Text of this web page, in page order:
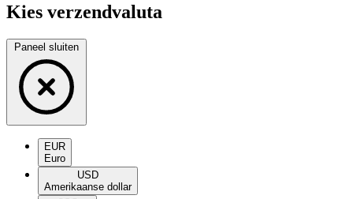
Kies verzendvaluta
Paneel sluiten
EUR
Euro
USD
Amerikaanse dollar